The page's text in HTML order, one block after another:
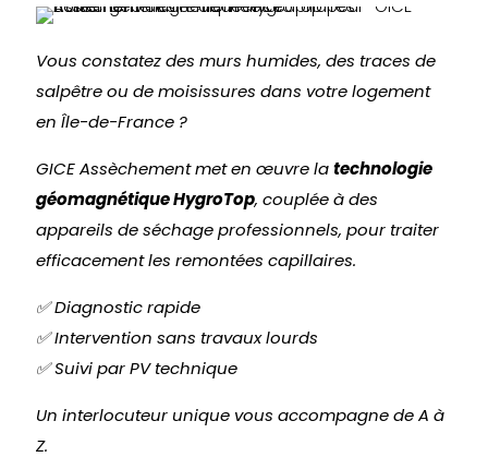
Vous constatez des murs humides, des traces de
salpêtre ou de moisissures dans votre logement
en Île-de-France ?
GICE Assèchement met en œuvre latechnologie
géomagnétique HygroTop, couplée à des
appareils de séchage professionnels, pour traiter
efficacement les remontées capillaires.
✅ Diagnostic rapide
✅ Intervention sans travaux lourds
✅ Suivi par PV technique
Un interlocuteur unique vous accompagne de A à
Z.